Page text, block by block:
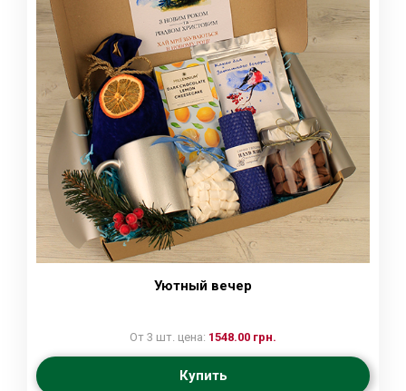
Уютный вечер
От 3 шт. цена: 1548.00 грн.
Купить